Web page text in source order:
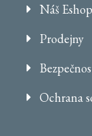
Náš Eshop
Prodejny
Ochrana